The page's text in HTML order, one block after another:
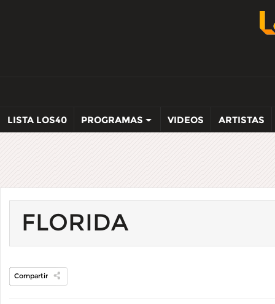
LISTA LOS40 PROGRAMAS VIDEOS ARTISTAS
FLORIDA
Compartir